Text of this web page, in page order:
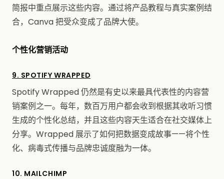
简报中重点展示这些内容。通过将产品教程与真实案例结
合，Canva 把受众变成了品牌大使。
个性化营销活动
9. SPOTIFY WRAPPED
Spotify Wrapped 仍然是有史以来最具代表性的内容营
销案例之一。每年，数百万用户都会收到根据其收听习惯
生成的个性化总结，并且这些内容天生适合在社交媒体上
分享。Wrapped 展示了如何把数据变成故事——将个性
化、病毒式传播与品牌忠诚度融为一体。
10. MAILCHIMP